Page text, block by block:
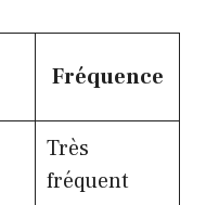
Fréquence
Très
fréquent